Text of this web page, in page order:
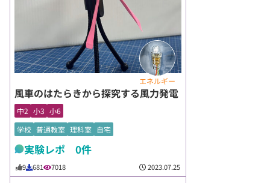
エネルギー
風車のはたらきから探究する風力発電
中2 小3 小6
学校 普通教室 理科室 自宅
実験レポ 0件
9 681 7018 2023.07.25